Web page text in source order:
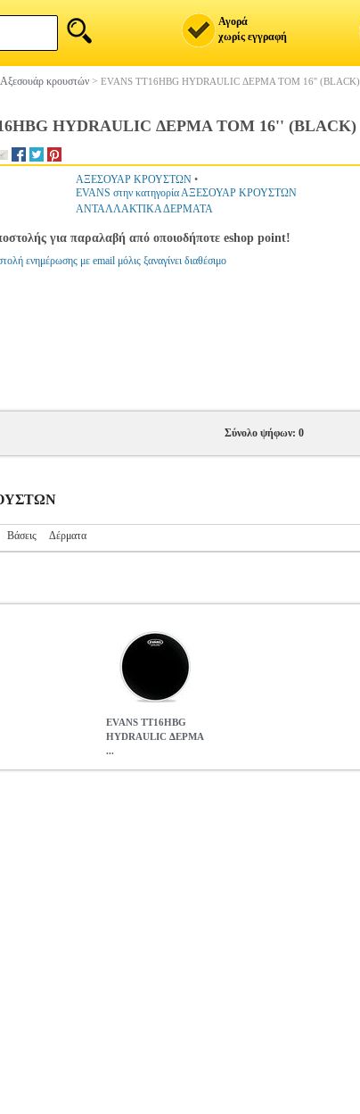
Αγορά
χωρίς εγγραφή
Αξεσουάρ κρουστών > EVANS TT16HBG HYDRAULIC ΔΕΡΜΑ ΤΟΜ 16'' (BLACK)
HYDRAULIC ΔΕΡΜΑ ΤΟΜ 16'' (BLACK)
ΑΞΕΣΟΥΑΡ ΚΡΟΥΣΤΩΝ •
EVANS στην κατηγορία ΑΞΕΣΟΥΑΡ ΚΡΟΥΣΤΩΝ
ΑΝΤΑΛΛΑΚΤΙΚΑ ΔΕΡΜΑΤΑ
για παραλαβή από οποιοδήποτε eshop point!
ενημέρωσης με email μόλις ξαναγίνει διαθέσιμο
Σύνολο ψήφων: 0
Βάσεις Δέρματα
EVANS TT16HBG
HYDRAULIC ΔΕΡΜΑ
...